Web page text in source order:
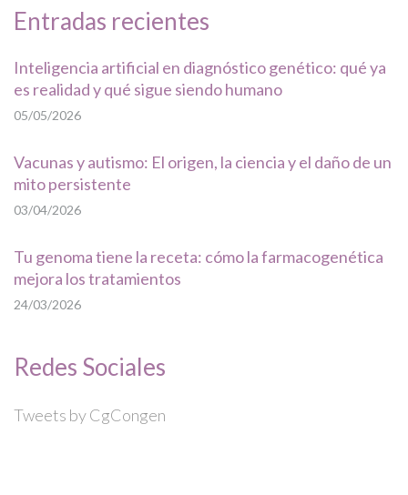
Entradas recientes
Inteligencia artificial en diagnóstico genético: qué ya
es realidad y qué sigue siendo humano
05/05/2026
Vacunas y autismo: El origen, la ciencia y el daño de un
mito persistente
03/04/2026
Tu genoma tiene la receta: cómo la farmacogenética
mejora los tratamientos
24/03/2026
Redes Sociales
Tweets by CgCongen